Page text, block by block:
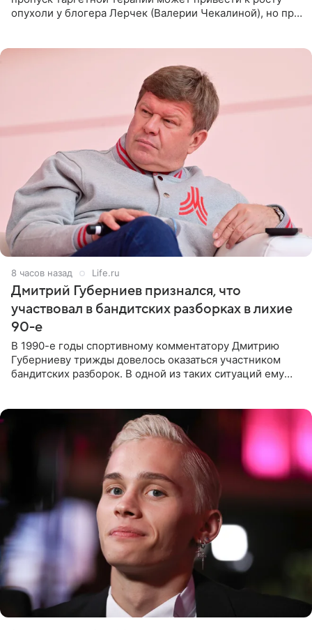
опухоли у блогера Лерчек (Валерии Чекалиной), но при
8 часов назад Life.ru
Дмитрий Губерниев признался, что
участвовал в бандитских разборках в лихие
90-е
В 1990-е годы спортивному комментатору Дмитрию
Губерниеву трижды довелось оказаться участником
бандитских разборок. В одной из таких ситуаций ему